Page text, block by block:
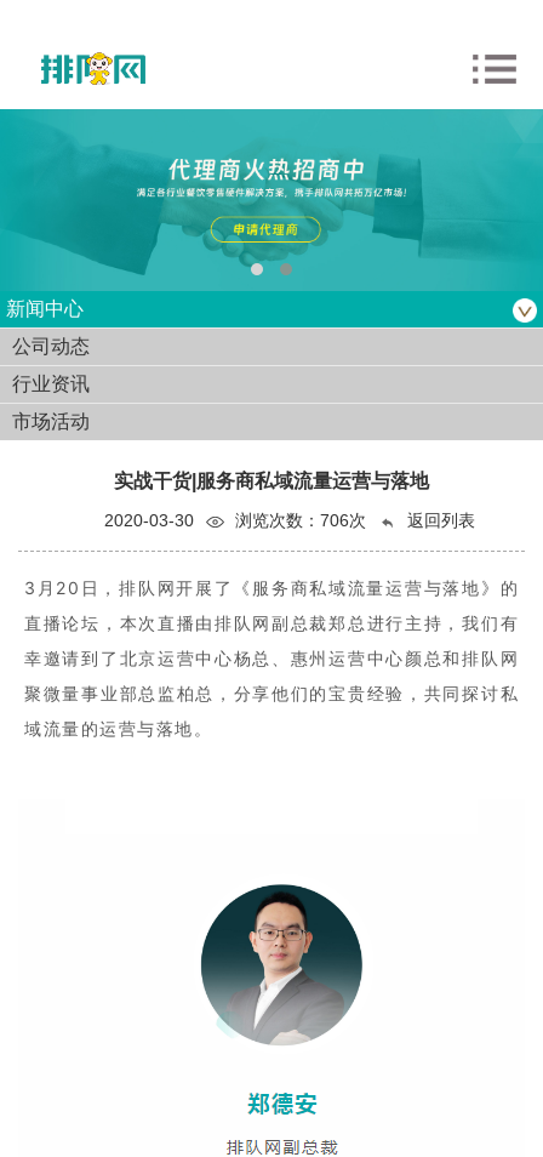
新闻中心
公司动态
行业资讯
市场活动
实战干货|服务商私域流量运营与落地
2020-03-30 浏览次数： 706次 返回列表
3月20日，排队网开展了《服务商私域流量运营与落地》的
直播论坛，本次直播由排队网副总裁郑总进行主持，我们有
幸邀请到了北京运营中心杨总、惠州运营中心颜总和排队网
聚微量事业部总监柏总，分享他们的宝贵经验，共同探讨私
域流量的运营与落地。